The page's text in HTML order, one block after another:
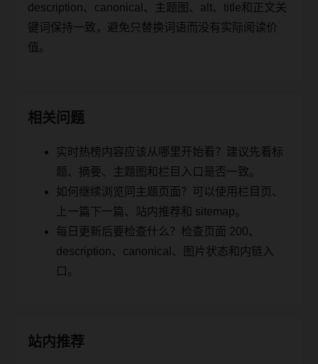
description、canonical、主题图、alt、title和正文关
键词保持一致，避免只替换词语而没有实际阅读价
值。
相关问题
实时热榜内容应该从哪里开始看？建议先看标
题、摘要、主题图和栏目入口是否一致。
如何继续浏览同主题页面？可以使用栏目页、
上一篇下一篇、站内推荐和 sitemap。
每日更新后要检查什么？检查页面 200、
description、canonical、图片状态和内链入
口。
站内推荐